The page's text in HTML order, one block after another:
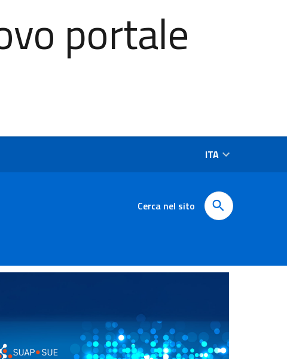
portale
ITA
Cerca nel sito